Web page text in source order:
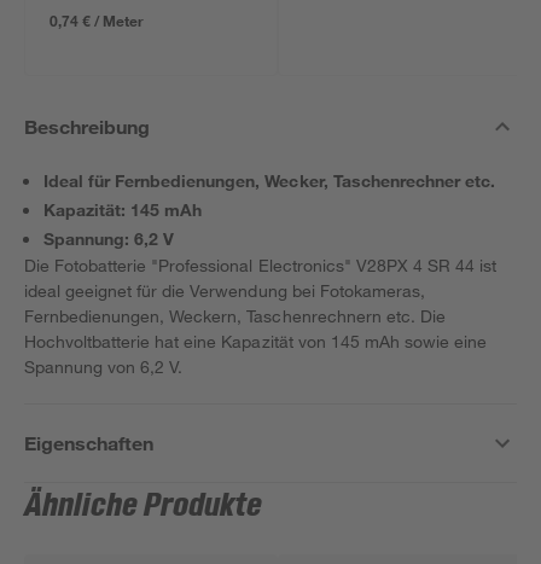
0,74 € / Meter
Beschreibung
Ideal für Fernbedienungen, Wecker, Taschenrechner etc.
Kapazität: 145 mAh
Spannung: 6,2 V
Die Fotobatterie "Professional Electronics" V28PX 4 SR 44 ist
ideal geeignet für die Verwendung bei Fotokameras,
Fernbedienungen, Weckern, Taschenrechnern etc. Die
Hochvoltbatterie hat eine Kapazität von 145 mAh sowie eine
Spannung von 6,2 V.
Eigenschaften
Ähnliche Produkte